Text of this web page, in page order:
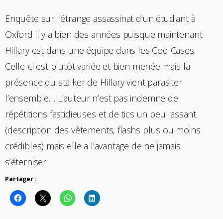
Enquête sur l’étrange assassinat d’un étudiant à
Oxford il y a bien des années puisque maintenant
Hillary est dans une équipe dans les Cod Cases.
Celle-ci est plutôt variée et bien menée mais la
présence du stalker de Hillary vient parasiter
l’ensemble… L’auteur n’est pas indemne de
répétitions fastidieuses et de tics un peu lassant
(description des vêtements, flashs plus ou moins
crédibles) mais elle a l’avantage de ne jamais
s’éterniser!
Partager :